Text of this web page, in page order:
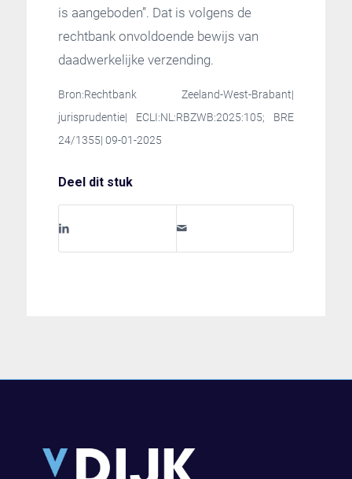
is aangeboden”. Dat is volgens de
rechtbank onvoldoende bewijs van
daadwerkelijke verzending.
Bron:Rechtbank Zeeland-West-Brabant|
jurisprudentie| ECLI:NL:RBZWB:2025:105; BRE
24/1355| 09-01-2025
Deel dit stuk